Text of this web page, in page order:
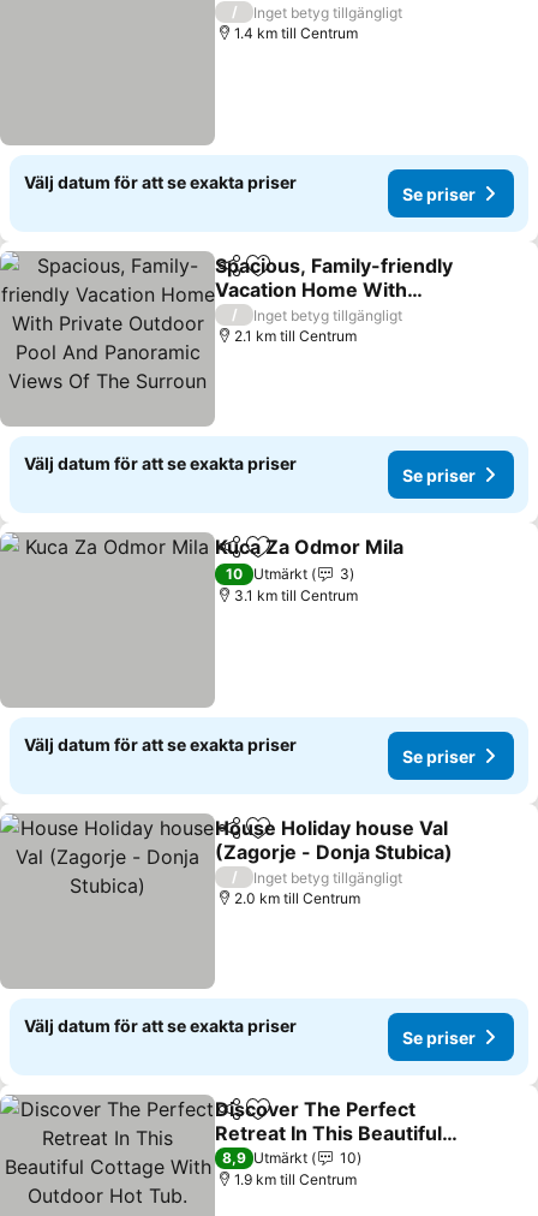
/
Inget betyg tillgängligt
1.4 km till Centrum
Välj datum för att se exakta priser
Se priser
Dela Lägg till i Mina Favoriter
Spacious, Family-friendly
Vacation Home With
Private Outdoor Pool And
Panoramic Views Of The
Se priser
/
Inget betyg tillgängligt
2.1 km till Centrum
Välj datum för att se exakta priser
Se priser
Dela Lägg till i Mina Favoriter
Kuca Za Odmor Mila
10 Utmärkt
3
3.1 km till Centrum
Välj datum för att se exakta priser
Se priser
Dela Lägg till i Mina Favoriter
House Holiday house Val
(Zagorje - Donja Stubica)
Se priser
/
Inget betyg tillgängligt
2.0 km till Centrum
Välj datum för att se exakta priser
Se priser
Dela Lägg till i Mina Favoriter
Discover The Perfect
Retreat In This Beautiful
Cottage With Outdoor
Hot Tub.
Se priser
8,9 Utmärkt
10
1.9 km till Centrum